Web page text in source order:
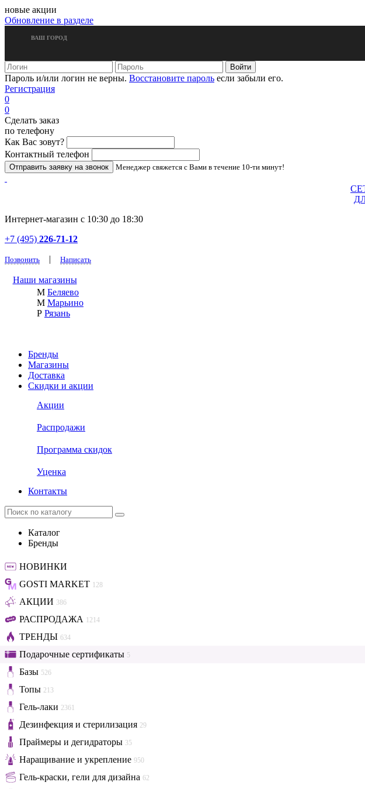
новые акции
Обновление в разделе
ВАШ ГОРОД
Пароль и/или логин не верны. Восстановите пароль если забыли его.
Регистрация
0
0
Сделать заказ
по телефону
Как Вас зовут?
Контактный телефон
Менеджер свяжется с Вами в течение 10-ти минут!
Интернет-магазин с 10:30 до 18:30
+7 (495) 226-71-12
Позвонить | Написать
Наши магазины
М Беляево
М Марьино
Р Рязань
Бренды
Магазины
Доставка
Скидки и акции
Акции
Распродажи
Программа скидок
Уценка
Контакты
Каталог
Бренды
НОВИНКИ
GOSTI MARKET 128
АКЦИИ 386
РАСПРОДАЖА 1214
ТРЕНДЫ 634
Подарочные сертификаты 5
Базы 526
Топы 213
Гель-лаки 2361
Дезинфекция и стерилизация 29
Праймеры и дегидраторы 35
Наращивание и укрепление 950
Гель-краски, гели для дизайна 62